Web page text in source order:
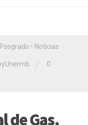
• Noticias
0
de Gas,